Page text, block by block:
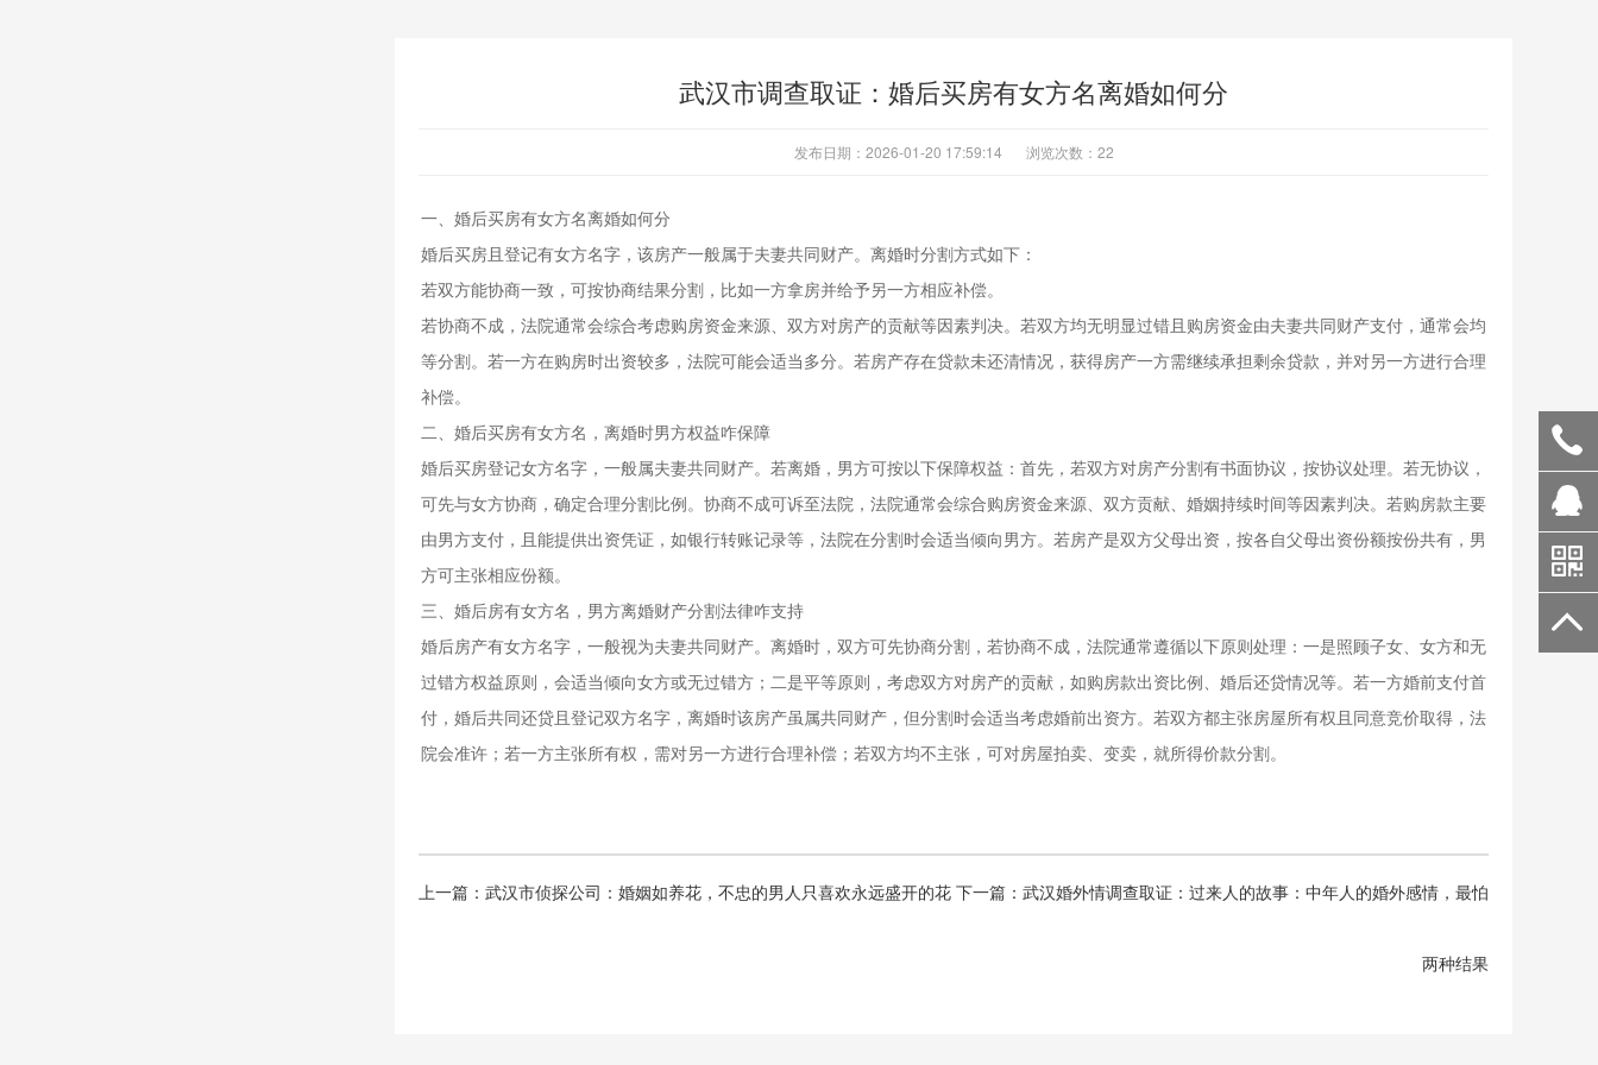
武汉市调查取证：婚后买房有女方名离婚如何分
发布日期：2026-01-20 17:59:14 浏览次数：22
一、婚后买房有女方名离婚如何分
婚后买房且登记有女方名字，该房产一般属于夫妻共同财产。离婚时分割方式如下：
若双方能协商一致，可按协商结果分割，比如一方拿房并给予另一方相应补偿。
若协商不成，法院通常会综合考虑购房资金来源、双方对房产的贡献等因素判决。若双方均无明显过错且购房资金由夫妻共同财产支付，通常会均
等分割。若一方在购房时出资较多，法院可能会适当多分。若房产存在贷款未还清情况，获得房产一方需继续承担剩余贷款，并对另一方进行合理
补偿。
二、婚后买房有女方名，离婚时男方权益咋保障
婚后买房登记女方名字，一般属夫妻共同财产。若离婚，男方可按以下保障权益：首先，若双方对房产分割有书面协议，按协议处理。若无协议，
可先与女方协商，确定合理分割比例。协商不成可诉至法院，法院通常会综合购房资金来源、双方贡献、婚姻持续时间等因素判决。若购房款主要
由男方支付，且能提供出资凭证，如银行转账记录等，法院在分割时会适当倾向男方。若房产是双方父母出资，按各自父母出资份额按份共有，男
方可主张相应份额。
三、婚后房有女方名，男方离婚财产分割法律咋支持
婚后房产有女方名字，一般视为夫妻共同财产。离婚时，双方可先协商分割，若协商不成，法院通常遵循以下原则处理：一是照顾子女、女方和无
过错方权益原则，会适当倾向女方或无过错方；二是平等原则，考虑双方对房产的贡献，如购房款出资比例、婚后还贷情况等。若一方婚前支付首
付，婚后共同还贷且登记双方名字，离婚时该房产虽属共同财产，但分割时会适当考虑婚前出资方。若双方都主张房屋所有权且同意竞价取得，法
院会准许；若一方主张所有权，需对另一方进行合理补偿；若双方均不主张，可对房屋拍卖、变卖，就所得价款分割。
上一篇： 武汉市侦探公司：婚姻如养花，不忠的男人只喜欢永远盛开的花 下一篇： 武汉婚外情调查取证：过来人的故事：中年人的婚外感情，最怕
两种结果